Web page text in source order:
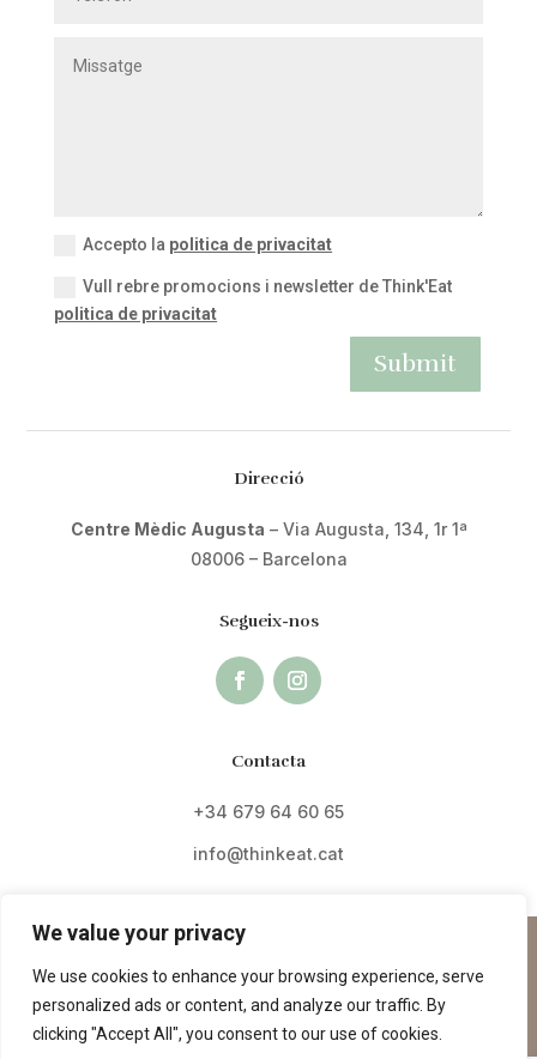
We value your privacy
We use cookies to enhance your browsing experience, serve
personalized ads or content, and analyze our traffic. By
clicking "Accept All", you consent to our use of cookies.
Accepto la politica de privacitat
Vull rebre promocions i newsletter de Think'Eat
politica de privacitat
Submit
Direcció
Centre Mèdic Augusta – Via Augusta, 134, 1r 1ª
08006 – Barcelona
Segueix-nos
Contacta
+34 679 64 60 65
info@thinkeat.cat
© 2024 Copyright by
Think’Eat
Dissenyat perMedia Needs|
info@medianeeds.es